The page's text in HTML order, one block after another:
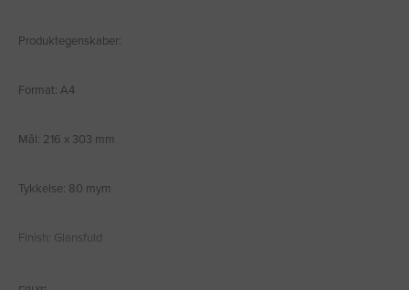
Produktegenskaber:
Format: A4
Mål: 216 x 303 mm
Tykkelse: 80 mym
Finish: Glansfuld